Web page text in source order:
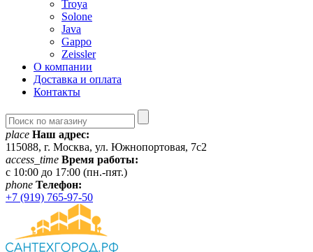
Troya
Solone
Java
Gappo
Zeissler
О компании
Доставка и оплата
Контакты
place Наш адрес:
115088, г. Москва, ул. Южнопортовая, 7с2
access_time Время работы:
c 10:00 до 17:00 (пн.-пят.)
phone Телефон:
+7 (919) 765-97-50